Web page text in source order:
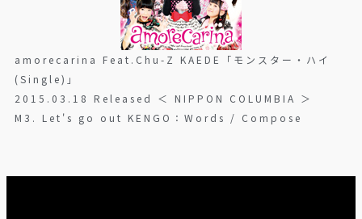
amorecarina Feat.Chu-Z KAEDE「モンスター・ハイ
(Single)」
2015.03.18 Released ＜ NIPPON COLUMBIA ＞
M3. Let's go out KENGO：Words / Compose